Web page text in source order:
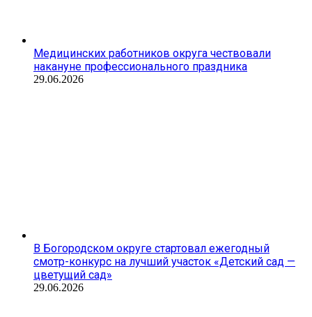
Медицинских работников округа чествовали
накануне профессионального праздника
29.06.2026
В Богородском округе стартовал ежегодный
смотр-конкурс на лучший участок «Детский сад —
цветущий сад»
29.06.2026